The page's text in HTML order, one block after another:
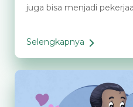
juga bisa menjadi
Selengkapnya
Beban
Mental
Pengasuhan,
Bagaimana